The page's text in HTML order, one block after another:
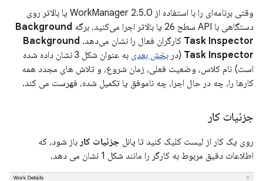
وقتی برنامه‌ای را با استفاده از WorkManager 2.5.0 یا بالاتر روی
دستگاهی با API سطح 26 یا بالاتر اجرا می‌کنید، برگه
Background
Task Inspector کارگران فعال را نشان می‌دهد. Background
Task Inspector (در بخش بعدی
به عنوان شکل 3 نشان داده شده
است) نام کلاس، وضعیت فعلی، زمان شروع، و تلاش های مجدد همه
کارها را، چه در حال اجرا، چه ناموفق یا تکمیل شده، فهرست می کند.
جزئیات کار
روی یک کار از لیست کلیک کنید تا پانل جزئیات کار باز شود، که
اطلاعات دقیق مربوط به کارگر را مانند شکل 1 نشان می دهد.